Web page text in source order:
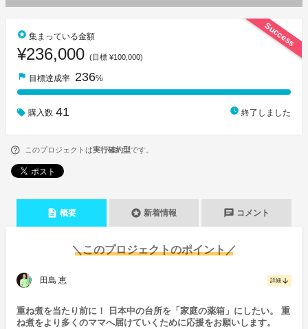
Success
stars 集まっている金額
¥236,000 (目標 ¥100,000)
flag 目標達成率 236%
購入数 41 watch_later 終了しました
このプロジェクトは実行確約型です。
description 概要 stars 新着情報 chat コメント
＼このプロジェクトのポイント／
田島 恵 詳細 arrow_downward
重ね煮を当たり前に！ 日本中の台所を「家庭の薬箱」にしたい。 重
ね煮をより多くのママへ届けていくために応援をお願いします。